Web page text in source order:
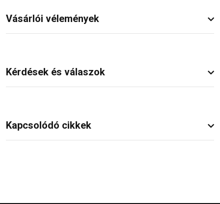
Vásárlói vélemények
Kérdések és válaszok
Kapcsolódó cikkek